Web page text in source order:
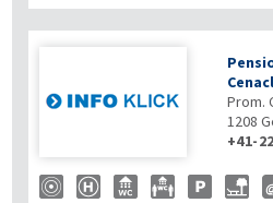
Prom.
1208
+41-